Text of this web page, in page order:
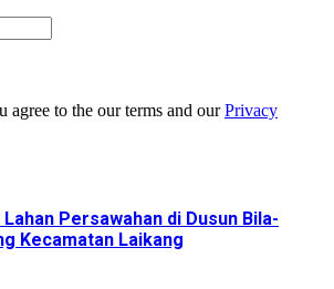
agree to the our terms and ourPrivacy
Persawahan di Dusun Bila-
Kecamatan Laikang